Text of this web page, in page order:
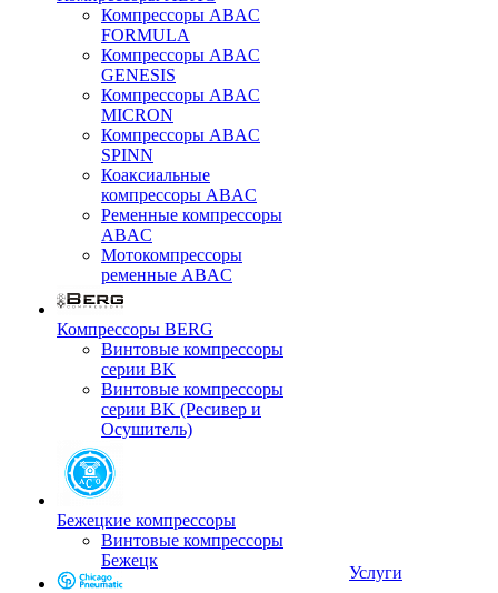
Компрессоры ABAC
FORMULA
Компрессоры ABAC
GENESIS
Компрессоры ABAC
MICRON
Компрессоры ABAC
SPINN
Коаксиальные
компрессоры ABAC
Ременные компрессоры
ABAC
Мотокомпрессоры
ременные ABAC
Компрессоры BERG
Винтовые компрессоры
серии BK
Винтовые компрессоры
серии BK (Ресивер и
Осушитель)
Бежецкие компрессоры
Винтовые компрессоры
Бежецк
Услуги